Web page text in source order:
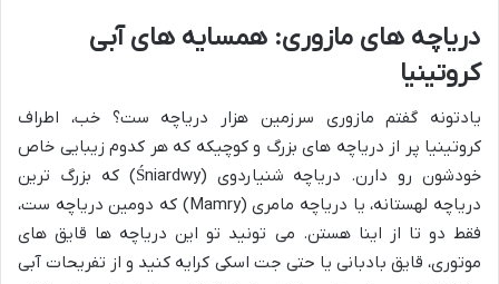
دریاچه های مازوری: همسایه های آبی
کروتینیا
یادتونه گفتم مازوری سرزمین هزار دریاچه ست؟ خب، اطراف
کروتینیا پر از دریاچه های بزرگ و کوچیکه که هر کدوم زیبایی خاص
خودشون رو دارن. دریاچه شنیاردوی (Śniardwy) که بزرگ ترین
دریاچه لهستانه، یا دریاچه مامری (Mamry) که دومین دریاچه ست،
فقط دو تا از اینا هستن. می تونید تو این دریاچه ها قایق های
موتوری، قایق بادبانی یا حتی جت اسکی کرایه کنید و از تفریحات آبی